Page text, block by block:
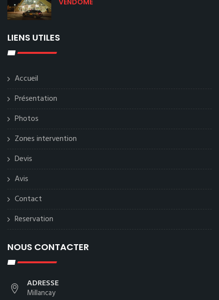
LIENS UTILES
Accueil
Présentation
Photos
Zones intervention
Devis
Avis
Contact
Reservation
NOUS CONTACTER
ADRESSE
Millancay